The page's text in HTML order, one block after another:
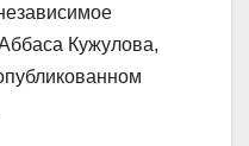
Кужулова,